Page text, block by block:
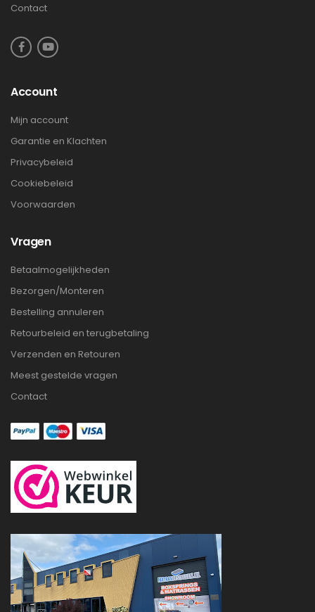
Contact
Account
Mijn account
Garantie en Klachten
Privacybeleid
Cookiebeleid
Voorwaarden
Vragen
Betaalmogelijkheden
Bezorgen/Monteren
Bestelling annuleren
Retourbeleid en terugbetaling
Verzenden en Retouren
Meest gestelde vragen
Contact